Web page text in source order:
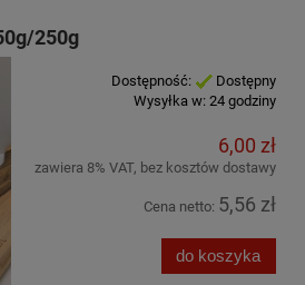
250g
Dostępność:
Dostępny
Wysyłka w: 24 godziny
6,00 zł
zawiera 8% VAT, bez kosztów dostawy
Cena netto: 5,56 zł
do koszyka